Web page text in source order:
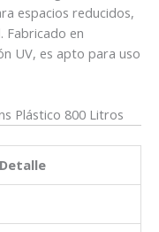
espacios reducidos,
Fabricado en
UV, es apto para uso
Plástico 800 Litros
Detalle